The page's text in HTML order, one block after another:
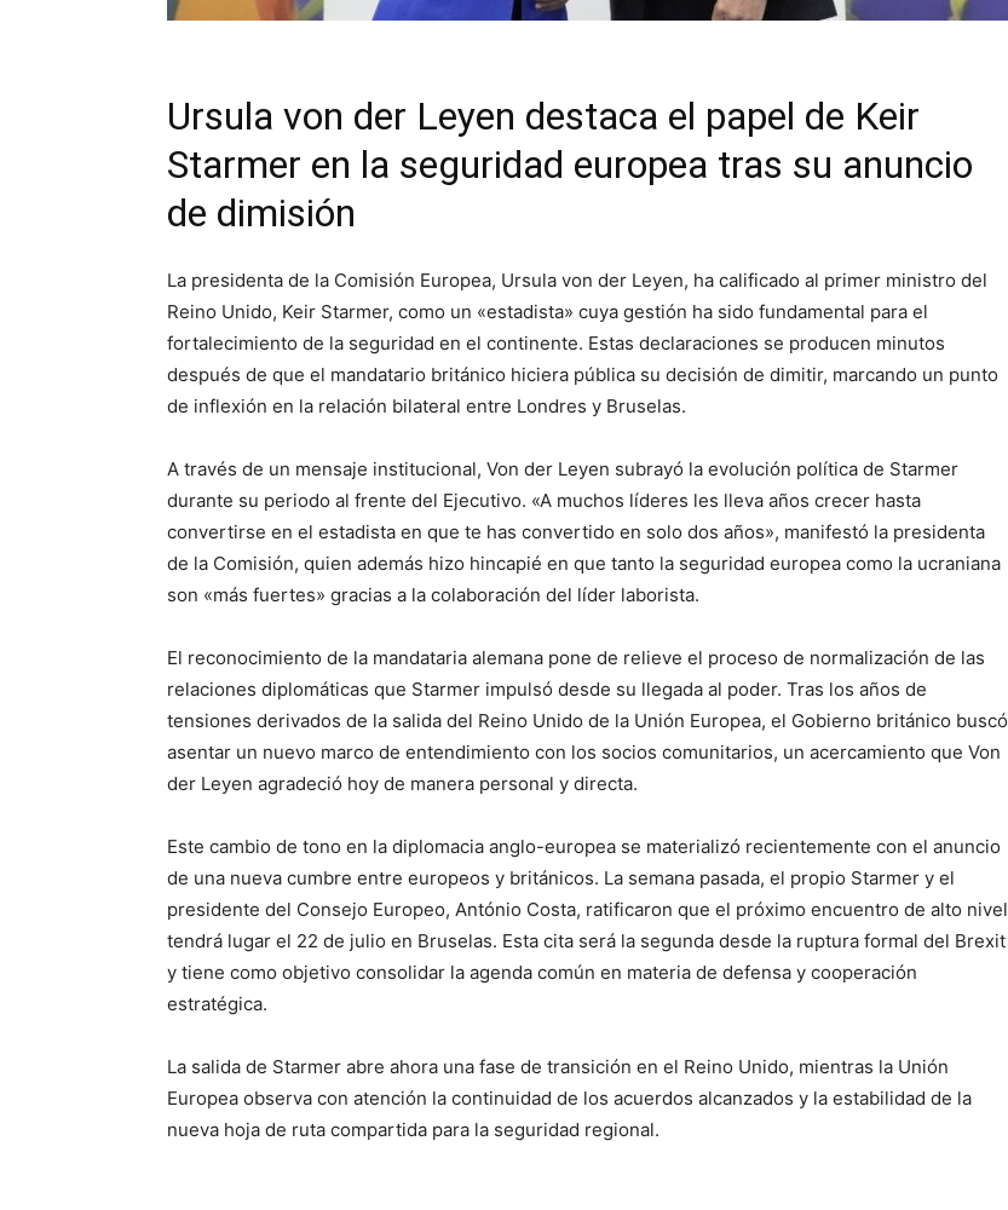
Ursula von der Leyen destaca el papel de Keir
Starmer en la seguridad europea tras su anuncio
de dimisión
La presidenta de la Comisión Europea, Ursula von der Leyen, ha calificado al primer ministro del
Reino Unido, Keir Starmer, como un «estadista» cuya gestión ha sido fundamental para el
fortalecimiento de la seguridad en el continente. Estas declaraciones se producen minutos
después de que el mandatario británico hiciera pública su decisión de dimitir, marcando un punto
de inflexión en la relación bilateral entre Londres y Bruselas.
A través de un mensaje institucional, Von der Leyen subrayó la evolución política de Starmer
durante su periodo al frente del Ejecutivo. «A muchos líderes les lleva años crecer hasta
convertirse en el estadista en que te has convertido en solo dos años», manifestó la presidenta
de la Comisión, quien además hizo hincapié en que tanto la seguridad europea como la ucraniana
son «más fuertes» gracias a la colaboración del líder laborista.
El reconocimiento de la mandataria alemana pone de relieve el proceso de normalización de las
relaciones diplomáticas que Starmer impulsó desde su llegada al poder. Tras los años de
tensiones derivados de la salida del Reino Unido de la Unión Europea, el Gobierno británico buscó
asentar un nuevo marco de entendimiento con los socios comunitarios, un acercamiento que Von
der Leyen agradeció hoy de manera personal y directa.
Este cambio de tono en la diplomacia anglo-europea se materializó recientemente con el anuncio
de una nueva cumbre entre europeos y británicos. La semana pasada, el propio Starmer y el
presidente del Consejo Europeo, António Costa, ratificaron que el próximo encuentro de alto nivel
tendrá lugar el 22 de julio en Bruselas. Esta cita será la segunda desde la ruptura formal del Brexit
y tiene como objetivo consolidar la agenda común en materia de defensa y cooperación
estratégica.
La salida de Starmer abre ahora una fase de transición en el Reino Unido, mientras la Unión
Europea observa con atención la continuidad de los acuerdos alcanzados y la estabilidad de la
nueva hoja de ruta compartida para la seguridad regional.